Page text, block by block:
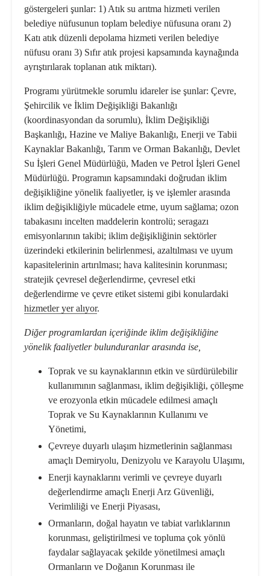
göstergeleri şunlar: 1) Atık su arıtma hizmeti verilen
belediye nüfusunun toplam belediye nüfusuna oranı 2)
Katı atık düzenli depolama hizmeti verilen belediye
nüfusu oranı 3) Sıfır atık projesi kapsamında kaynağında
ayrıştırılarak toplanan atık miktarı).
Programı yürütmekle sorumlu idarelerise şunlar: Çevre,
Şehircilik ve İklim Değişikliği Bakanlığı
(koordinasyondan da sorumlu), İklim Değişikliği
Başkanlığı, Hazine ve Maliye Bakanlığı, Enerji ve Tabii
Kaynaklar Bakanlığı, Tarım ve Orman Bakanlığı, Devlet
Su İşleri Genel Müdürlüğü, Maden ve Petrol İşleri Genel
Müdürlüğü. Programın kapsamındaki doğrudan iklim
değişikliğine yönelik faaliyetler, iş ve işlemlerarasında
iklim değişikliğiyle mücadele etme, uyum sağlama; ozon
tabakasını incelten maddelerin kontrolü; seragazı
emisyonlarının takibi; iklim değişikliğinin sektörler
üzerindeki etkilerinin belirlenmesi, azaltılması ve uyum
kapasitelerinin artırılması; hava kalitesinin korunması;
stratejik çevresel değerlendirme, çevresel etki
değerlendirme ve çevre etiket sistemi gibi konulardaki
hizmetler yer alıyor.
Diğer programlardan içeriğinde iklim değişikliğine
yönelik faaliyetler bulunduranlar arasında ise,
Toprak ve su kaynaklarının etkin ve sürdürülebilir
kullanımının sağlanması, iklim değişikliği, çölleşme
ve erozyonla etkin mücadele edilmesi amaçlı
Toprak ve Su Kaynaklarının Kullanımı ve
Yönetimi,
Çevreye duyarlı ulaşım hizmetlerinin sağlanması
amaçlı Demiryolu, Denizyolu ve Karayolu Ulaşımı,
Enerji kaynaklarını verimli ve çevreye duyarlı
değerlendirme amaçlı Enerji Arz Güvenliği,
Verimliliği ve Enerji Piyasası,
Ormanların, doğal hayatın ve tabiat varlıklarının
korunması, geliştirilmesi ve topluma çok yönlü
faydalar sağlayacak şekilde yönetilmesi amaçlı
Ormanların ve Doğanın Korunması ile